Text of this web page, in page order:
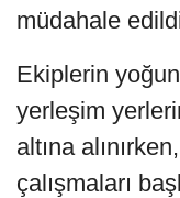
müdahale
Ekiplerin
yerleşim
altına
çalışmaları